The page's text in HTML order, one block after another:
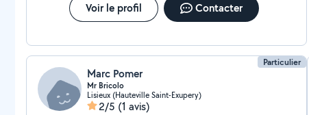
Voir le profil Contacter
Particulier
Marc Pomer
Mr Bricolo
Lisieux (Hauteville Saint-Exupery)
2/5 (1 avis)